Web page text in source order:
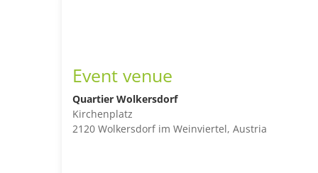
Event venue
Quartier Wolkersdorf
Kirchenplatz
2120 Wolkersdorf im Weinviertel, Austria